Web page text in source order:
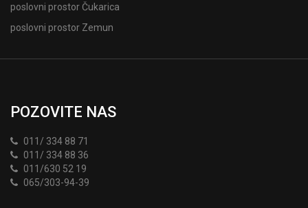
poslovni prostor Čukarica
poslovni prostor Zemun
POZOVITE NAS
011/ 334 88 71
011/ 334 88 36
011/630 52 19
065/303-94-39